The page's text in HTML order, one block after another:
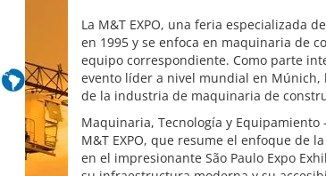
La M&T EXPO, una feria especializada
en 1995 y se enfoca en maquinaria de
equipo correspondiente. Como parte
evento líder a nivel mundial en Múnich,
de la industria de maquinaria de
Maquinaria, Tecnología y
M&T EXPO, que resume el enfoque de
en el impresionante São Paulo Expo